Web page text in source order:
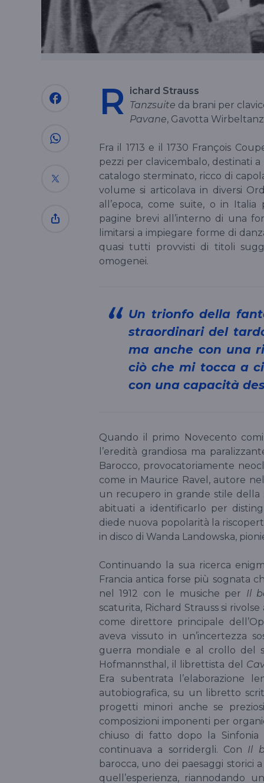
R ichard Strauss
Tanzsuite da brani per
Pavane, Gavotta Wirbeltanz
Fra il 1713 e il 1730 François
pezzi per clavicembalo, destinati
catalogo sterminato, ricco di
volume si articolava in diversi
all’epoca, come suite, o in
pagine brevi all’interno di una
limitarsi a impiegare forme di
quasi tutti provvisti di titoli
omogenei.
Un trionfo della fantasia e dell’inventiva strumentale fra i più
straordinari del
ma anche con una
ciò che mi tocca a
con una capacità
Quando il primo Novecento
l’eredità grandiosa ma
Barocco, provocatoriamente
come in Maurice Ravel, autore
un recupero in grande stile della
abituati a identificarlo per
diede nuova popolarità la
in disco di Wanda Landowska,
Continuando la sua ricerca
Francia antica forse più sognata
nel 1912 con le musiche per Il
scaturita, Richard Strauss si
come direttore principale
aveva vissuto in un’incertezza
guerra mondiale e al crollo del
Hofmannsthal, il librettista del
Era subentrata l’elaborazione
autobiografica, su un libretto
progetti minori anche se
composizioni imponenti per
chiuso di fatto dopo la Sinfonia
continuava a sorridergli. Con Il
barocca, uno dei paesaggi storici
quell’esperienza, riannodando